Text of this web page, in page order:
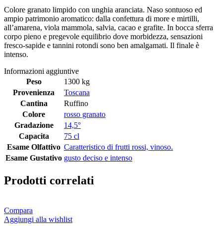
Colore granato limpido con unghia aranciata. Naso sontuoso ed
ampio patrimonio aromatico: dalla confettura di more e mirtilli,
all’amarena, viola mammola, salvia, cacao e grafite. In bocca sferra
corpo pieno e pregevole equilibrio dove morbidezza, sensazioni
fresco-sapide e tannini rotondi sono ben amalgamati. Il finale è
intenso.
Informazioni aggiuntive
Peso
1300 kg
Provenienza
Toscana
Cantina
Ruffino
Colore
rosso granato
Gradazione
14,5°
Capacita
75 cl
Esame Olfattivo Caratteristico di frutti rossi, vinoso.
Esame Gustativo gusto deciso e intenso
Prodotti correlati
Compara
Aggiungi alla wishlist